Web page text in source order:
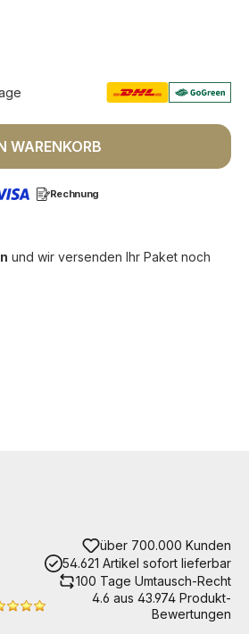
gewünschten Wert
WARENKORB
Rechnung
und wir versenden Ihr Paket noch
über 700.000 Kunden
54.621 Artikel sofort lieferbar
100 Tage Umtausch-Recht
4.6 aus 43.974 Produkt-
Bewertungen